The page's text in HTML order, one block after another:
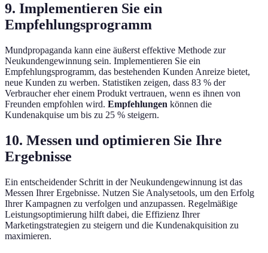
9. Implementieren Sie ein
Empfehlungsprogramm
Mundpropaganda kann eine äußerst effektive Methode zur
Neukundengewinnung sein. Implementieren Sie ein
Empfehlungsprogramm, das bestehenden Kunden Anreize bietet,
neue Kunden zu werben. Statistiken zeigen, dass 83 % der
Verbraucher eher einem Produkt vertrauen, wenn es ihnen von
Freunden empfohlen wird. Empfehlungen können die
Kundenakquise um bis zu 25 % steigern.
10. Messen und optimieren Sie Ihre
Ergebnisse
Ein entscheidender Schritt in der Neukundengewinnung ist das
Messen Ihrer Ergebnisse. Nutzen Sie Analysetools, um den Erfolg
Ihrer Kampagnen zu verfolgen und anzupassen. Regelmäßige
Leistungsoptimierung hilft dabei, die Effizienz Ihrer
Marketingstrategien zu steigern und die Kundenakquisition zu
maximieren.